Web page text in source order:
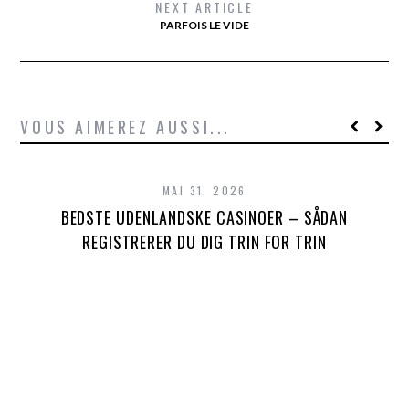
NEXT ARTICLE
PARFOIS LE VIDE
VOUS AIMEREZ AUSSI...
MAI 31, 2026
BEDSTE UDENLANDSKE CASINOER – SÅDAN
REGISTRERER DU DIG TRIN FOR TRIN